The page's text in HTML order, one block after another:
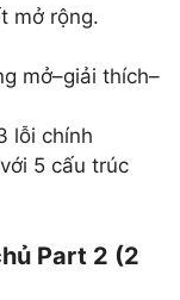
mở rộng.
mở–giải thích–
lỗi chính
với 5 cấu trúc
Part 2 (2